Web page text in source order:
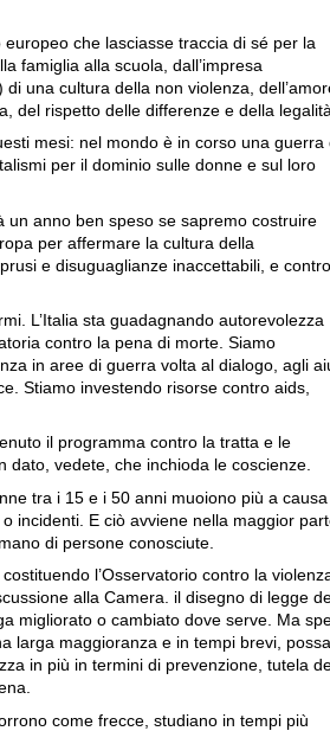
che lasciasse traccia di sé per la
famiglia alla scuola, dall’impresa
di una cultura della non violenza,
del rispetto delle differenze e della
mesi: nel mondo è in corso una guerra
per il dominio sulle donne e sul loro
un anno ben speso se sapremo costruire
per affermare la cultura della
e disuguaglianze inaccettabili, e contro
L’Italia sta guadagnando autorevolezza
contro la pena di morte. Siamo
in aree di guerra volta al dialogo, agli
Stiamo investendo risorse contro aids,
il programma contro la tratta e le
dato, vedete, che inchioda le coscienze.
tra i 15 e i 50 anni muoiono più a
incidenti. E ciò avviene nella maggior
di persone conosciute.
l’Osservatorio contro la
alla Camera. il disegno di legge
migliorato o cambiato dove serve. Ma
larga maggioranza e in tempi brevi, possa
in più in termini di prevenzione, tutela
come frecce, studiano in tempi più